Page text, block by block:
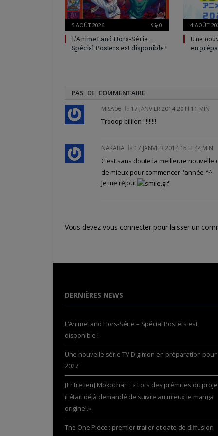
5 AOÛT 2026 0
L’AnimeLand Hors-Série –
Spécial Posters est disponible !
4 AOÛT
Une
en
PAS DE COMMENTAIRE
MISA96 le 17 JANVIER 2014 20 H 11 MIN
Trooop biiiien !!!!!!!!!
NAKABA le 17 JANVIER 2014 15 H 44 MIN
C'est sans doute la meilleure nouvelle
de mieux pour commencer l'année ^^
Je me réjoui
Vous devez vous connecter pour laisser un
DERNIÈRES NEWS
L’AnimeLand Hors-Série – Spécial Posters est
disponible !
Une nouvelle série TV Digimon en préparation pour
2027
[Entretien] Mokochan : « Lors des prémices du
il était déjà demandé de suivre au mieux le manga
originel.»
The One Piece : premier trailer et date de diffusion